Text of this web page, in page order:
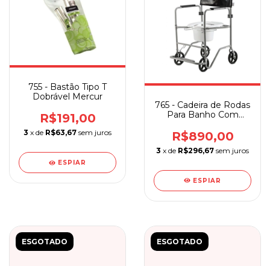
755 - Bastão Tipo T
Dobrável Mercur
R$191,00
3 x de R$63,67 sem juros
ESPIAR
765 - Cadeira de Rodas
Para Banho Com
R$890,00
3 x de R$296,67 sem juros
ESPIAR
ESGOTADO ESGOTADO